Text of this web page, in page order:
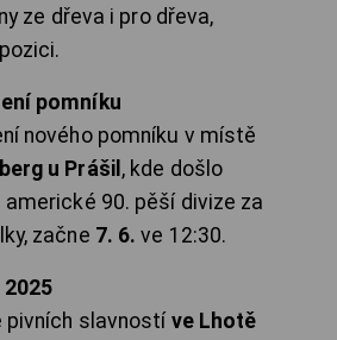
ze dřeva i pro dřeva,
pomníku
nového pomníku v místě
u Prášil , kde došlo
90. pěší divize za
začne 7. 6. ve 12:30.
pivních slavností ve Lhotě